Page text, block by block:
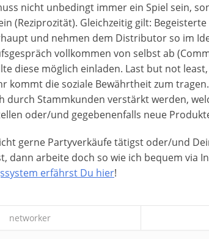
nicht unbedingt immer ein Spiel sein,
(Reziprozität). Gleichzeitig gilt:
und nehmen dem Distributor so im
vollkommen von selbst ab
diese möglich einladen. Last but not
kommt die soziale Bewährtheit zum
durch Stammkunden verstärkt werden,
oder/und gegebenenfalls neue
gerne Partyverkäufe tätigst oder/und
dann arbeite doch so wie ich bequem via
erfährst Du hier!
networker